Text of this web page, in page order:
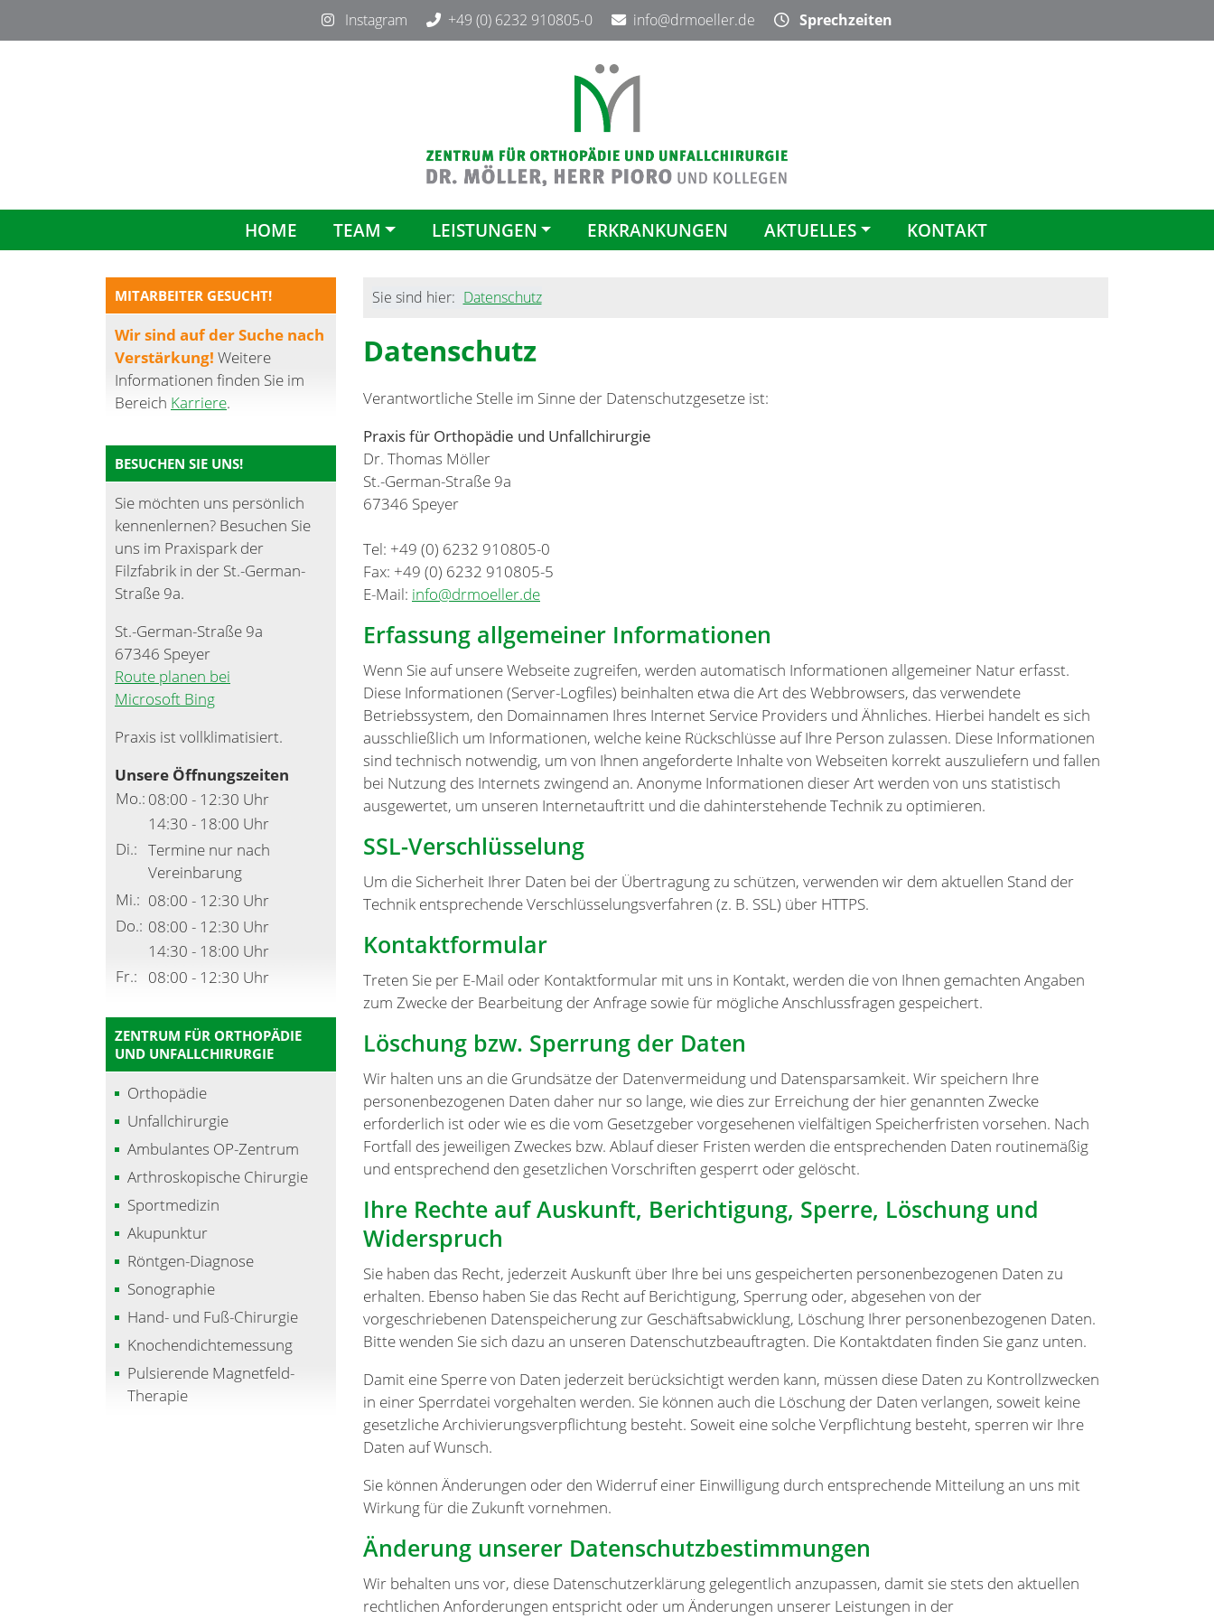
Instagram +49 (0) 6232 910805-0 info@drmoeller.de Sprechzeiten
HOME TEAM LEISTUNGEN ERKRANKUNGEN AKTUELLES KONTAKT
Sie sind hier: Datenschutz
Datenschutz
Verantwortliche Stelle im Sinne der Datenschutzgesetze ist:
Praxis für Orthopädie und Unfallchirurgie
Dr. Thomas Möller
St.-German-Straße 9a
67346 Speyer
Tel: +49 (0) 6232 910805-0
Fax: +49 (0) 6232 910805-5
E-Mail: info@drmoeller.de
Erfassung allgemeiner Informationen
Wenn Sie auf unsere Webseite zugreifen, werden automatisch Informationen allgemeiner Natur erfasst.
Diese Informationen (Server-Logfiles) beinhalten etwa die Art des Webbrowsers, das verwendete
Betriebssystem, den Domainnamen Ihres Internet Service Providers und Ähnliches. Hierbei handelt es sich
ausschließlich um Informationen, welche keine Rückschlüsse auf Ihre Person zulassen. Diese Informationen
sind technisch notwendig, um von Ihnen angeforderte Inhalte von Webseiten korrekt auszuliefern und fallen
bei Nutzung des Internets zwingend an. Anonyme Informationen dieser Art werden von uns statistisch
ausgewertet, um unseren Internetauftritt und die dahinterstehende Technik zu optimieren.
SSL-Verschlüsselung
Um die Sicherheit Ihrer Daten bei der Übertragung zu schützen, verwenden wir dem aktuellen Stand der
Technik entsprechende Verschlüsselungsverfahren (z. B. SSL) über HTTPS.
Kontaktformular
Treten Sie per E-Mail oder Kontaktformular mit uns in Kontakt, werden die von Ihnen gemachten Angaben
zum Zwecke der Bearbeitung der Anfrage sowie für mögliche Anschlussfragen gespeichert.
Löschung bzw. Sperrung der Daten
Wir halten uns an die Grundsätze der Datenvermeidung und Datensparsamkeit. Wir speichern Ihre
personenbezogenen Daten daher nur so lange, wie dies zur Erreichung der hier genannten Zwecke
erforderlich ist oder wie es die vom Gesetzgeber vorgesehenen vielfältigen Speicherfristen vorsehen. Nach
Fortfall des jeweiligen Zweckes bzw. Ablauf dieser Fristen werden die entsprechenden Daten routinemäßig
und entsprechend den gesetzlichen Vorschriften gesperrt oder gelöscht.
Ihre Rechte auf Auskunft, Berichtigung, Sperre, Löschung und
Widerspruch
Sie haben das Recht, jederzeit Auskunft über Ihre bei uns gespeicherten personenbezogenen Daten zu
erhalten. Ebenso haben Sie das Recht auf Berichtigung, Sperrung oder, abgesehen von der
vorgeschriebenen Datenspeicherung zur Geschäftsabwicklung, Löschung Ihrer personenbezogenen Daten.
Bitte wenden Sie sich dazu an unseren Datenschutzbeauftragten. Die Kontaktdaten finden Sie ganz unten.
Damit eine Sperre von Daten jederzeit berücksichtigt werden kann, müssen diese Daten zu Kontrollzwecken
in einer Sperrdatei vorgehalten werden. Sie können auch die Löschung der Daten verlangen, soweit keine
gesetzliche Archivierungsverpflichtung besteht. Soweit eine solche Verpflichtung besteht, sperren wir Ihre
Daten auf Wunsch.
Sie können Änderungen oder den Widerruf einer Einwilligung durch entsprechende Mitteilung an uns mit
Wirkung für die Zukunft vornehmen.
Änderung unserer Datenschutzbestimmungen
Wir behalten uns vor, diese Datenschutzerklärung gelegentlich anzupassen, damit sie stets den aktuellen
rechtlichen Anforderungen entspricht oder um Änderungen unserer Leistungen in der
MITARBEITER GESUCHT!
Wir sind auf der Suche nach
Verstärkung! Weitere
Informationen finden Sie im
Bereich Karriere.
BESUCHEN SIE UNS!
Sie möchten uns persönlich
kennenlernen? Besuchen Sie
uns im Praxispark der
Filzfabrik in der St.-German-
Straße 9a.
St.-German-Straße 9a
67346 Speyer
Route planen bei
Microsoft Bing
Praxis ist vollklimatisiert.
Unsere Öffnungszeiten
Mo.: 08:00 - 12:30 Uhr
14:30 - 18:00 Uhr
Di.: Termine nur nach
Vereinbarung
Mi.: 08:00 - 12:30 Uhr
Do.: 08:00 - 12:30 Uhr
14:30 - 18:00 Uhr
Fr.:
08:00 - 12:30 Uhr
ZENTRUM FÜR ORTHOPÄDIE
UND UNFALLCHIRURGIE
Orthopädie
Unfallchirurgie
Ambulantes OP-Zentrum
Arthroskopische Chirurgie
Sportmedizin
Akupunktur
Röntgen-Diagnose
Sonographie
Hand- und Fuß-Chirurgie
Knochendichtemessung
Pulsierende Magnetfeld-
Therapie